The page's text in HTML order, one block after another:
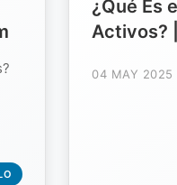
¿Qué Es
Activos?
04 MAY 2025